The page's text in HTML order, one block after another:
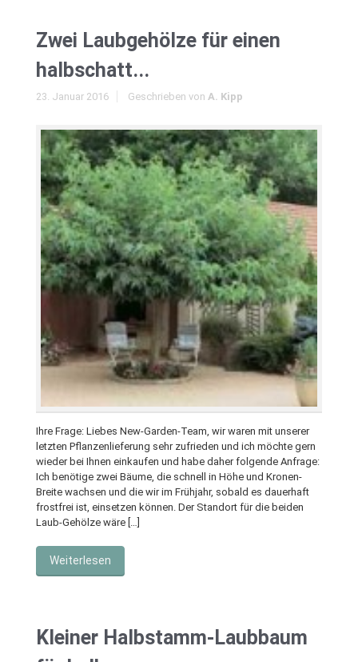
Zwei Laubgehölze für einen
halbschatt...
23. Januar 2016 Geschrieben von A. Kipp
Ihre Frage: Liebes New-Garden-Team, wir waren mit unserer
letzten Pflanzenlieferung sehr zufrieden und ich möchte gern
wieder bei Ihnen einkaufen und habe daher folgende Anfrage:
Ich benötige zwei Bäume, die schnell in Höhe und Kronen-
Breite wachsen und die wir im Frühjahr, sobald es dauerhaft
frostfrei ist, einsetzen können. Der Standort für die beiden
Laub-Gehölze wäre […]
Weiterlesen
Kleiner Halbstamm-Laubbaum